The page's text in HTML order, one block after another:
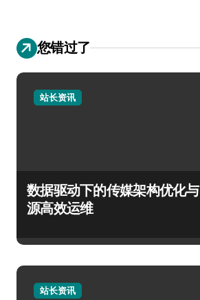
您错过了
站长资讯
数据驱动下的传媒架构优化
源高效运维
站长资讯